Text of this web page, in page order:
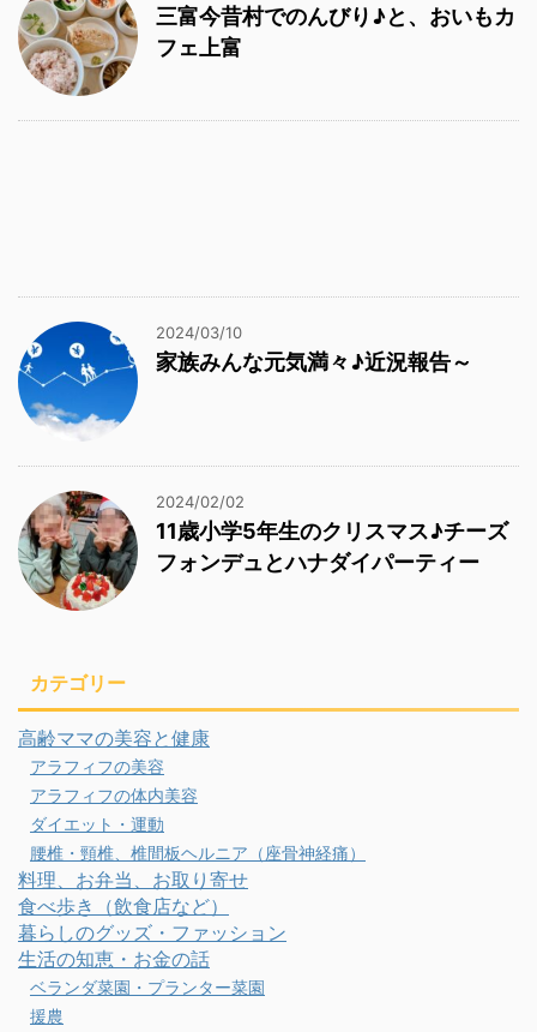
三富今昔村でのんびり♪と、おいもカ
フェ上富
2024/03/10
家族みんな元気満々♪近況報告～
2024/02/02
11歳小学5年生のクリスマス♪チーズ
フォンデュとハナダイパーティー
カテゴリー
高齢ママの美容と健康
アラフィフの美容
アラフィフの体内美容
ダイエット・運動
腰椎・頸椎、椎間板ヘルニア（座骨神経痛）
料理、お弁当、お取り寄せ
食べ歩き（飲食店など）
暮らしのグッズ・ファッション
生活の知恵・お金の話
ベランダ菜園・プランター菜園
援農